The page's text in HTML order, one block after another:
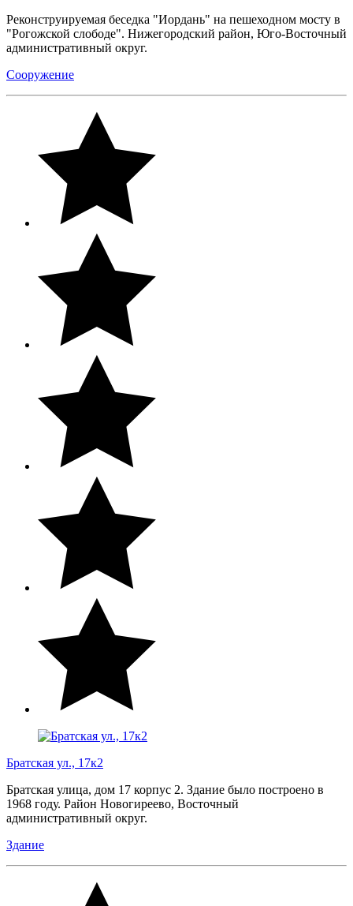
Реконструируемая беседка "Иордань" на пешеходном мосту в
"Рогожской слободе". Нижегородский район, Юго-Восточный
административный округ.
Сооружение
Братская ул., 17к2
Братская улица, дом 17 корпус 2. Здание было построено в
1968 году. Район Новогиреево, Восточный
административный округ.
Здание